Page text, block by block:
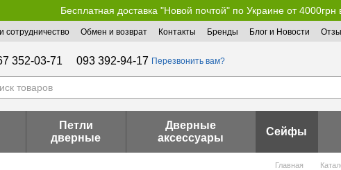
Бесплатная доставка "Новой почтой" по Украине от
сотрудничество Обмен и возврат Контакты Бренды Блог и Новости
352-03-71 093 392-94-17 Перезвонить вам?
Петли
дверные
Дверные
аксессуары
Сейфы
Главная